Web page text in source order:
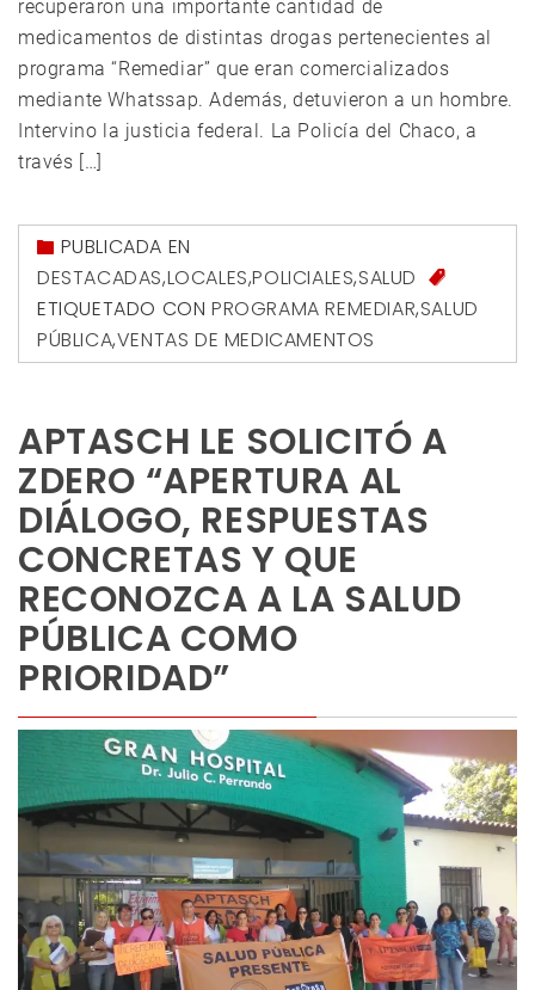
recuperaron una importante cantidad de
medicamentos de distintas drogas pertenecientes al
programa “Remediar” que eran comercializados
mediante Whatssap. Además, detuvieron a un hombre.
Intervino la justicia federal. La Policía del Chaco, a
través […]
PUBLICADA EN
DESTACADAS,LOCALES,POLICIALES,SALUD
ETIQUETADO CON PROGRAMA REMEDIAR,SALUD
PÚBLICA,VENTAS DE MEDICAMENTOS
APTASCH LE SOLICITÓ A
ZDERO “APERTURA AL
DIÁLOGO, RESPUESTAS
CONCRETAS Y QUE
RECONOZCA A LA SALUD
PÚBLICA COMO
PRIORIDAD”